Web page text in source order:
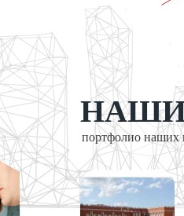
портфолио наших